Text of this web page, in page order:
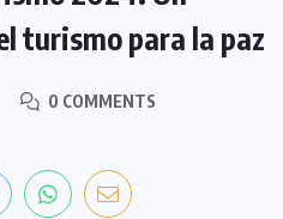
turismo para la paz
0 COMMENTS